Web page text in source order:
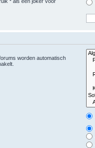
worden automatisch